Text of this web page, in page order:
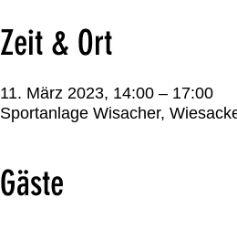
Zeit & Ort
11. März 2023, 14:00 – 17:00
Sportanlage Wisacher,
Gäste